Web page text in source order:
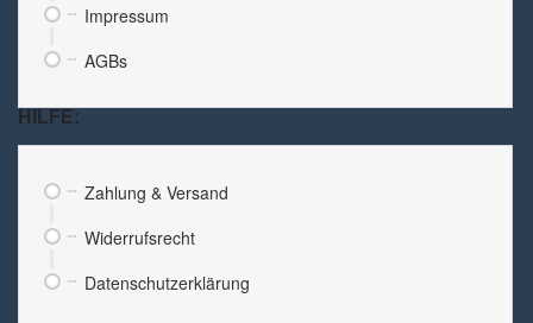
Impressum
AGBs
HILFE:
Zahlung & Versand
Widerrufsrecht
Datenschutzerklärung